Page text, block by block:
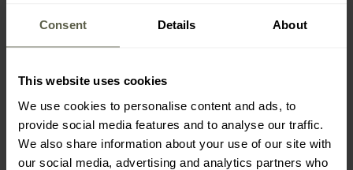
Consent Details About
This website uses cookies
We use cookies to personalise content and ads, to
provide social media features and to analyse our traffic.
We also share information about your use of our site with
our social media, advertising and analytics partners who
EN388-2121X
Mănușile respectă standardul american de protecție
ANSI/ISEA 105 la nivelul 3XX în ceea ce privește rezistența la
tăiere, abraziune și perforare, ceea ce înseamnă: